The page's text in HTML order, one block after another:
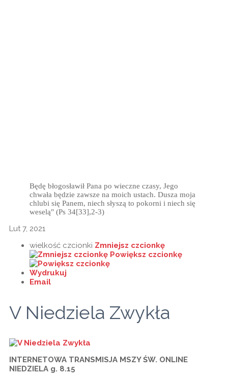
Będę błogosławił Pana po wieczne czasy, Jego
chwała będzie zawsze na moich ustach. Dusza moja
chlubi się Panem, niech słyszą to pokorni i niech się
weselą" (Ps 34[33],2-3)
Lut 7, 2021
wielkość czcionki Zmniejsz czcionkę
Powiększ czcionkę
Wydrukuj
Email
V Niedziela Zwykła
INTERNETOWA TRANSMISJA MSZY ŚW. ONLINE
NIEDZIELA g. 8.15